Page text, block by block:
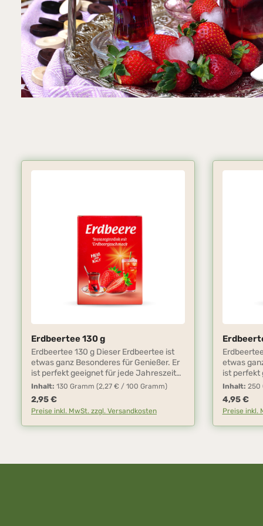
Produkt Anzahl: Gib den
Stk
Erdbeertee 130 g
Erdbeertee 130 g Dieser Erdbeertee ist
etwas ganz Besonderes für Genießer. Er
ist perfekt geeignet für jede Jahreszeit
und kann ohne großen Aufwand mit
kaltem oder warmem Wasser zubereitet
werden. Geben Sie dazu einen
gehäuften Teelöffel in 150 ml Wasser.
Weiterhin kann das Teepulver auch für
Inhalt: 130 Gramm (2,27 € / 100 Gramm)
Regulärer Preis:
2,95 €
Preise inkl. MwSt. zzgl. Versandkosten
etwas
ist perfekt
und kann
kaltem
werden.
gehäuften
Weiterhin
Inhalt: 250
Regulärer
4,95 €
Preise inkl.